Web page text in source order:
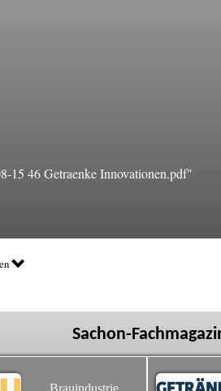
15 46 Getraenke Innovationen.pdf"
Sachon-
Brauindustrie